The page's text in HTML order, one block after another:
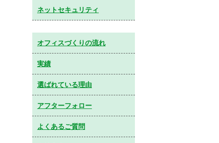
ネットセキュリティ
オフィスづくりの流れ
実績
選ばれている理由
アフターフォロー
よくあるご質問